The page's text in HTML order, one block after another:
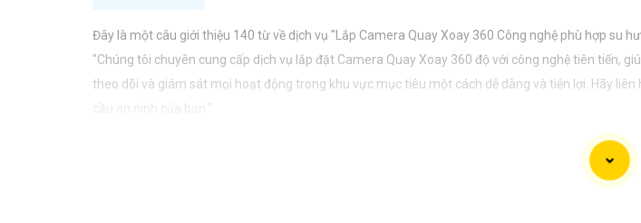
Đây là một câu giới thiệu 140 từ về dịch vụ "Lắp Camera Quay Xoay 360 Công nghệ phù hợp su
"Chúng tôi chuyên cung cấp dịch vụ lắp đặt Camera Quay Xoay 360 độ với công nghệ tiên tiến,
theo dõi và giám sát mọi hoạt động trong khu vực mục tiêu một cách dễ dàng và tiện lợi. Hãy
cầu an ninh của bạn."